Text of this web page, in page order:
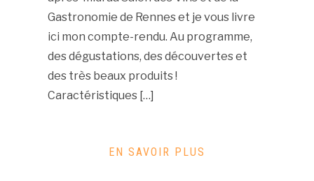
Gastronomie de Rennes et je vous livre
ici mon compte-rendu. Au programme,
des dégustations, des découvertes et
des très beaux produits !
Caractéristiques […]
EN SAVOIR PLUS